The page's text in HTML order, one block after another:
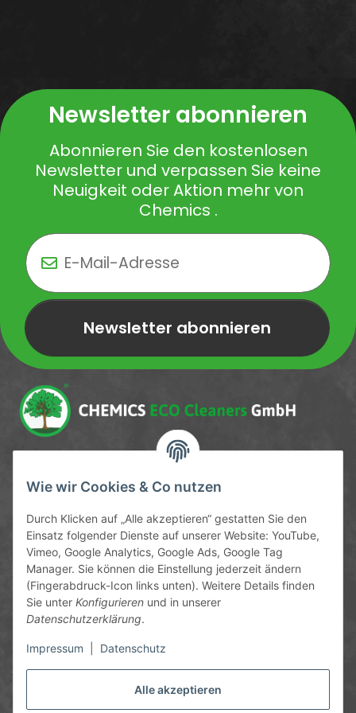
Alle akzeptieren
Wie wir Cookies & Co nutzen
Durch Klicken auf „Alle akzeptieren“ gestatten Sie den
Einsatz folgender Dienste auf unserer Website: YouTube,
Vimeo, Google Analytics, Google Ads, Google Tag
Manager. Sie können die Einstellung jederzeit ändern
(Fingerabdruck-Icon links unten). Weitere Details finden
Sie unter Konfigurieren und in unserer
Datenschutzerklärung.
Impressum Datenschutz
Newsletter abonnieren
Abonnieren Sie den kostenlosen
Newsletter und verpassen Sie keine
Neuigkeit oder Aktion mehr von
Chemics .
Newsletter abonnieren
Newsletter Newsletter abonnieren
Service-Hotline
09372 / 70 80 90
Mo-Fr, 09:00-12:00 | 13:00-17:00 Uhr
Hinter den Straßenäckern 11-13
63906 Erlenbach
info@chemics.eu